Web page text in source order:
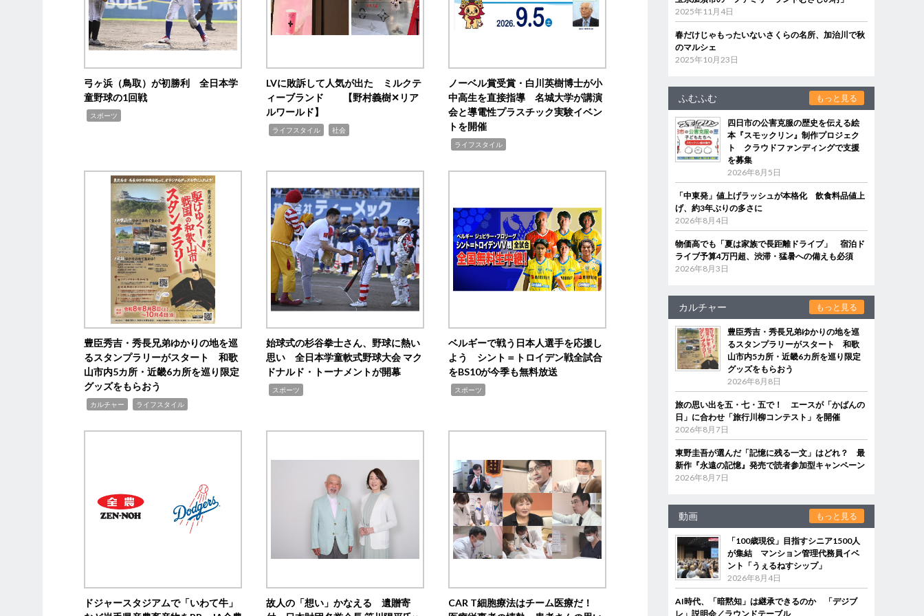
弓ヶ浜（鳥取）が初勝利 全日本学
童野球の1回戦
スポーツ
LVに敗訴して人気が出た ミルクテ
ィーブランド 【野村義樹✕リア
ルワールド】
ライフスタイル 社会
ノーベル賞受賞・白川英樹博士が小
中高生を直接指導 名城大学が講演
会と導電性プラスチック実験イベン
トを開催
ライフスタイル
豊臣秀吉・秀長兄弟ゆかりの地を巡
るスタンプラリーがスタート 和歌
山市内5カ所・近畿6カ所を巡り限定
グッズをもらおう
カルチャー ライフスタイル
始球式の杉谷拳士さん、野球に熱い
思い 全日本学童軟式野球大会 マク
ドナルド・トーナメントが開幕
スポーツ
ベルギーで戦う日本人選手を応援し
よう シント＝トロイデン戦全試合
をBS10が今季も無料放送
スポーツ
ドジャースタジアムで「いわて牛」
故人の「想い」かなえる 遺贈寄
CAR T細胞療法はチーム医療だ！
2025年11月4日
春だけじゃもったいないさくらの名所、加治川で秋
のマルシェ
2025年10月23日
ふむふむ もっと見る
四日市の公害克服の歴史を伝える絵
本『スモックリン』制作プロジェク
ト クラウドファンディングで支援
を募集
2026年8月5日
「中東発」値上げラッシュが本格化 飲食料品値上
げ、約3年ぶりの多さに
2026年8月4日
物価高でも「夏は家族で長距離ドライブ」 宿泊ド
ライブ予算4万円超、渋滞・猛暑への備えも必須
2026年8月3日
カルチャー もっと見る
豊臣秀吉・秀長兄弟ゆかりの地を巡
るスタンプラリーがスタート 和歌
山市内5カ所・近畿6カ所を巡り限定
グッズをもらおう
2026年8月8日
旅の思い出を五・七・五で！ エースが「かばんの
日」に合わせ「旅行川柳コンテスト」を開催
2026年8月7日
東野圭吾が選んだ「記憶に残る一文」はどれ？ 最
新作『永遠の記憶』発売で読者参加型キャンペーン
2026年8月7日
動画 もっと見る
「100歳現役」目指すシニア1500人
が集結 マンション管理代務員イベ
ント「うぇるねすシップ」
2026年8月4日
AI時代、「暗黙知」は継承できるのか 「デジブ
レ」説明会／ラウンドテーブル